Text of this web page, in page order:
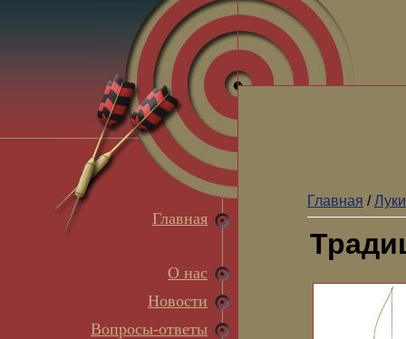
Главная
О нас
Новости
Вопросы-ответы
Главная /Луки